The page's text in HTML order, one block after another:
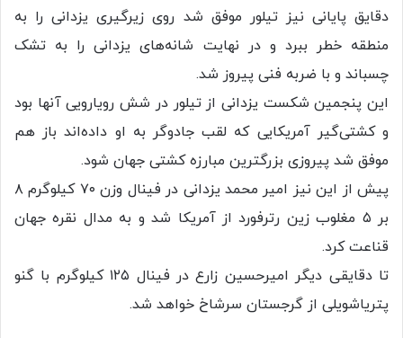
دقایق پایانی نیز تیلور موفق شد روی زیرگیری یزدانی را به
منطقه خطر ببرد و در نهایت شانه‌های یزدانی را به تشک
چسباند و با ضربه فنی پیروز شد.
این پنجمین شکست یزدانی از تیلور در شش رویارویی آنها بود
و کشتی‌گیر آمریکایی که لقب جادوگر به او داده‌اند باز هم
موفق شد پیروزی بزرگترین مبارزه کشتی جهان شود.
پیش از این نیز امیر محمد یزدانی در فینال وزن ۷۰ کیلوگرم ۸
بر ۵ مغلوب زین رترفورد از آمریکا شد و به مدال نقره جهان
قناعت کرد.
تا دقایقی دیگر امیرحسین زارع در فینال ۱۲۵ کیلوگرم با گنو
پتریاشویلی از گرجستان سرشاخ خواهد شد.